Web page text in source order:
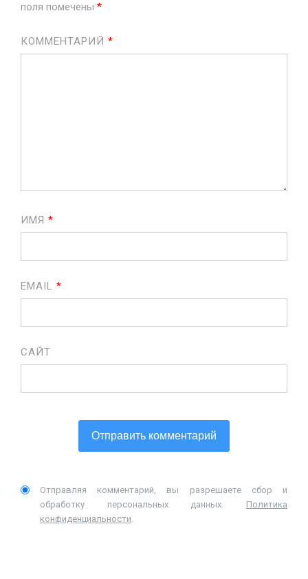
поля помечены *
КОММЕНТАРИЙ *
ИМЯ *
EMAIL *
САЙТ
Отправляя комментарий, вы разрешаете сбор и
обработку персональных данных. Политика
конфиденциальности.